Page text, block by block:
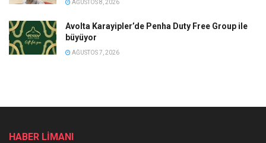
AĞUSTOS 8, 2026
Avolta Karayipler’de Penha Duty Free Group ile
büyüyor
AĞUSTOS 7, 2026
HABER LİMANI